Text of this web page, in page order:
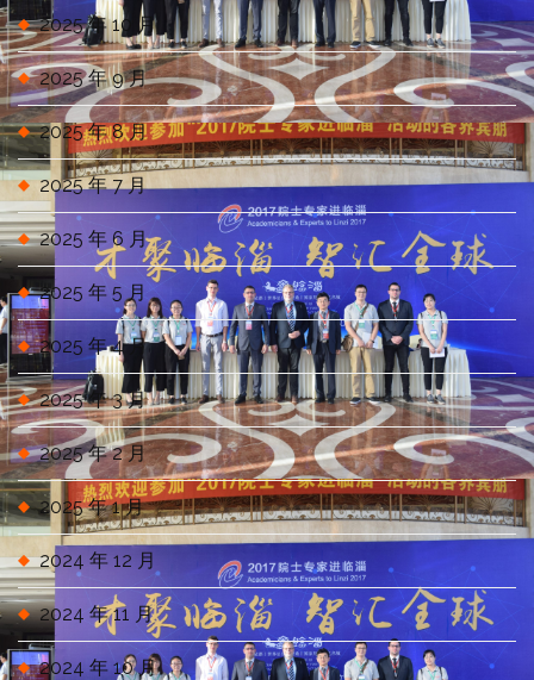
2025 年 10 月
2025 年 9 月
2025 年 8 月
2025 年 7 月
2025 年 6 月
2025 年 5 月
2025 年 4 月
2025 年 3 月
2025 年 2 月
2025 年 1 月
2024 年 12 月
2024 年 11 月
2024 年 10 月